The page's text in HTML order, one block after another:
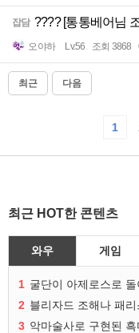
잡담 ???? [통통베어님
오야하 Lv.56 조회 3868
최근 다음
1
최근 HOT한 콘텐츠
와우 게임
1 굴단이 아제로스로
2 블리자드 조해나 패
3 악마술사로 구현된